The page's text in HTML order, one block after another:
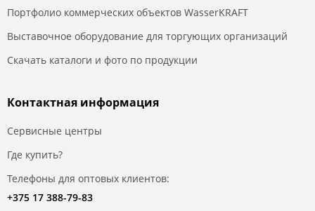
Портфолио коммерческих объектов WasserKRAFT
Выставочное оборудование для торгующих организаций
Скачать каталоги и фото по продукции
Контактная информация
Сервисные центры
Где купить?
Телефоны для оптовых клиентов:
+375 17 388-79-83